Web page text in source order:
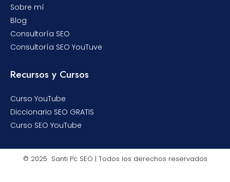
Sobre mí
Blog
Consultoría SEO
Consultoría SEO YouTuve
Recursos y Cursos
Curso YouTube
Diccionario SEO GRATIS
Curso SEO YouTube
© 2025 Santi Pc SEO | Todos los derechos reservados